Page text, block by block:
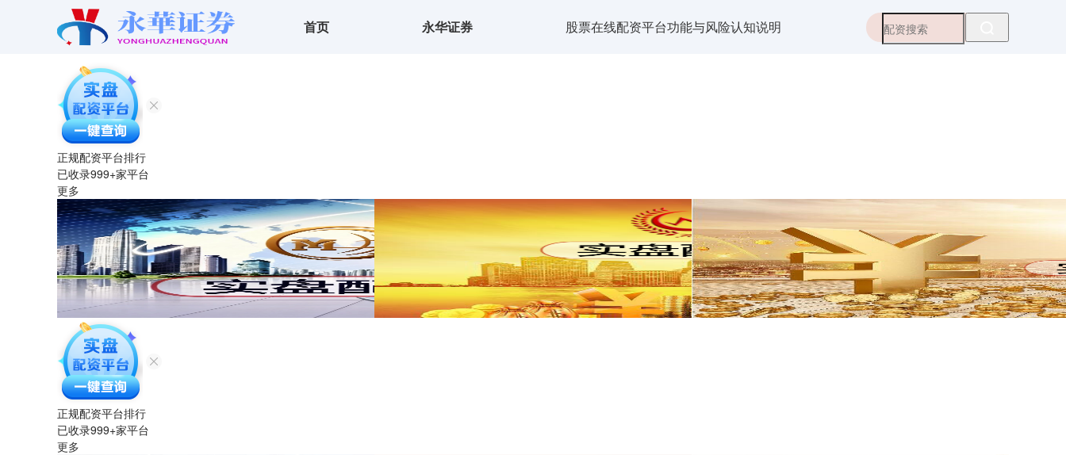
首页 永华证券 股票在线配资平台功能与风险认知说明
正规配资平台排行
已收录999+家平台
更多
正规配资平台排行
已收录999+家平台
更多